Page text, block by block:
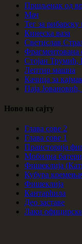
Пршљенак од
Мач
Тег за
Кинеска ваза
Светислав
Фрагментована
Стојан Трумић,
Лептир машна
Качица за
Паја
Ново на сајту
Глава сове 2
Глава сове 1
Праисторија
Мобилна
Фишеклија
Кубура
Фишеклија
Кантарћила
Део заставе
Лаки